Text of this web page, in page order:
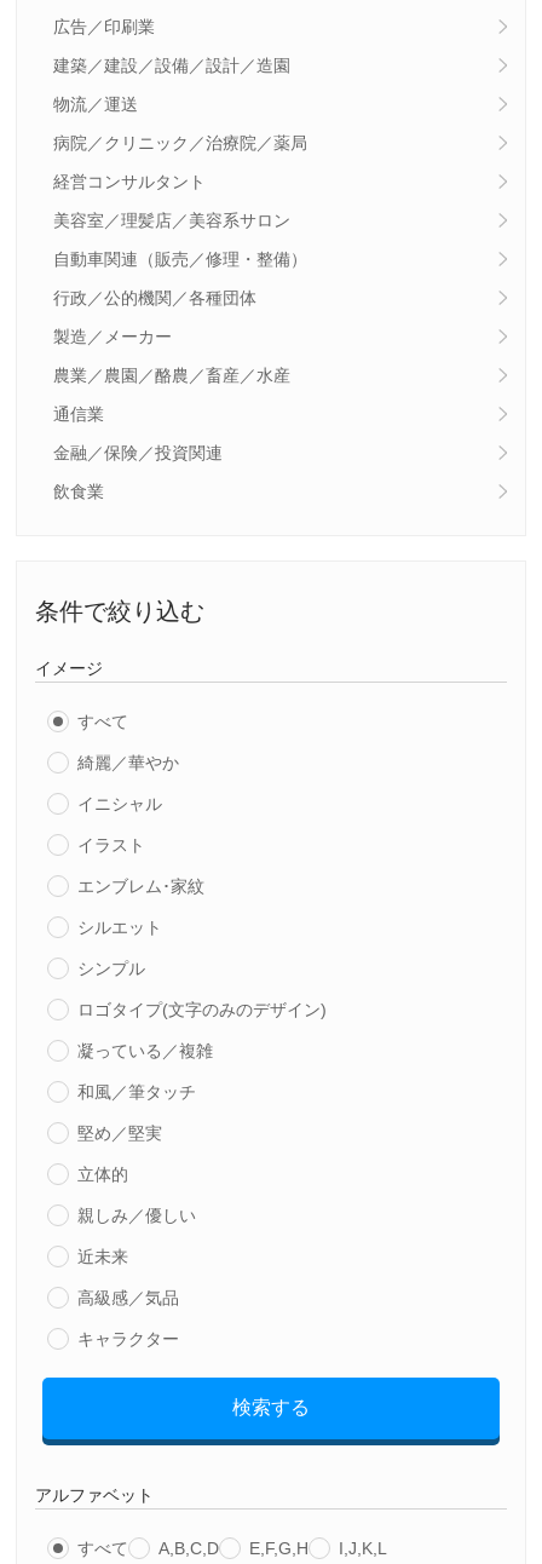
広告／印刷業
建築／建設／設備／設計／造園
物流／運送
病院／クリニック／治療院／薬局
経営コンサルタント
美容室／理髪店／美容系サロン
自動車関連（販売／修理・整備）
行政／公的機関／各種団体
製造／メーカー
農業／農園／酪農／畜産／水産
通信業
金融／保険／投資関連
飲食業
条件で絞り込む
イメージ
すべて
綺麗／華やか
イニシャル
イラスト
エンブレム･家紋
シルエット
シンプル
ロゴタイプ(文字のみのデザイン)
凝っている／複雑
和風／筆タッチ
堅め／堅実
立体的
親しみ／優しい
近未来
高級感／気品
キャラクター
検索する
アルファベット
すべて A,B,C,D E,F,G,H I,J,K,L